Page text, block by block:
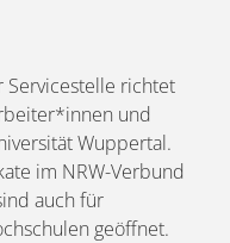
Servicestelle richtet
und
Wuppertal.
im NRW-Verbund
auch für
geöffnet.